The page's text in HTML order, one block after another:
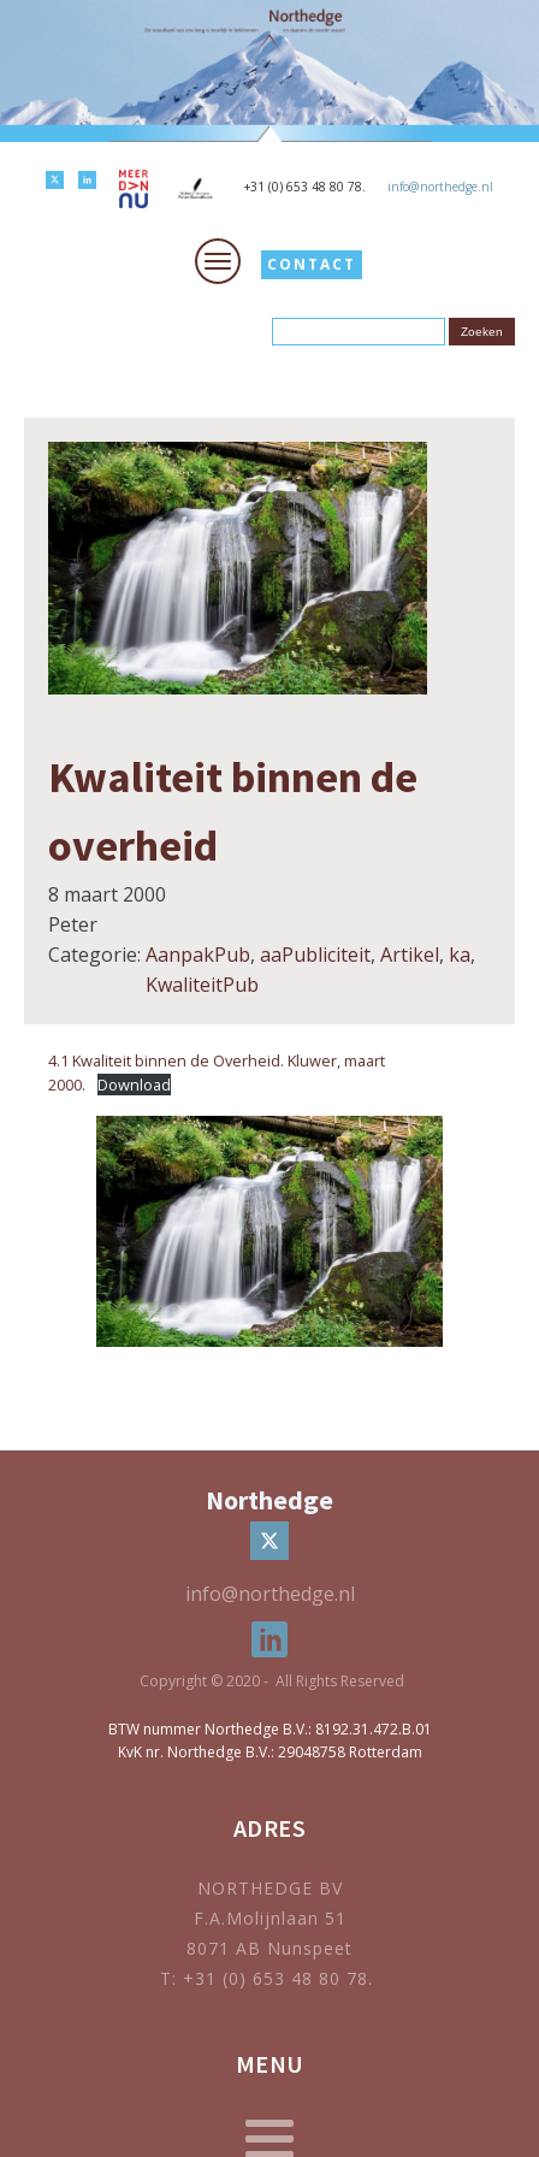
+31 (0) 653 48 80 78. info@northedge.nl
CONTACT
Kwaliteit binnen de
overheid
8 maart 2000
Peter
Categorie: AanpakPub, aaPubliciteit, Artikel, ka,
KwaliteitPub
4.1 Kwaliteit binnen de Overheid. Kluwer, maart
2000.
Download
Northedge
info@northedge.nl
Copyright © 2020 - All Rights Reserved
BTW nummer Northedge B.V.: 8192.31.472.B.01
KvK nr. Northedge B.V.: 29048758 Rotterdam
ADRES
NORTHEDGE BV
F.A.Molijnlaan 51
8071 AB Nunspeet
T: +31 (0) 653 48 80 78.
MENU